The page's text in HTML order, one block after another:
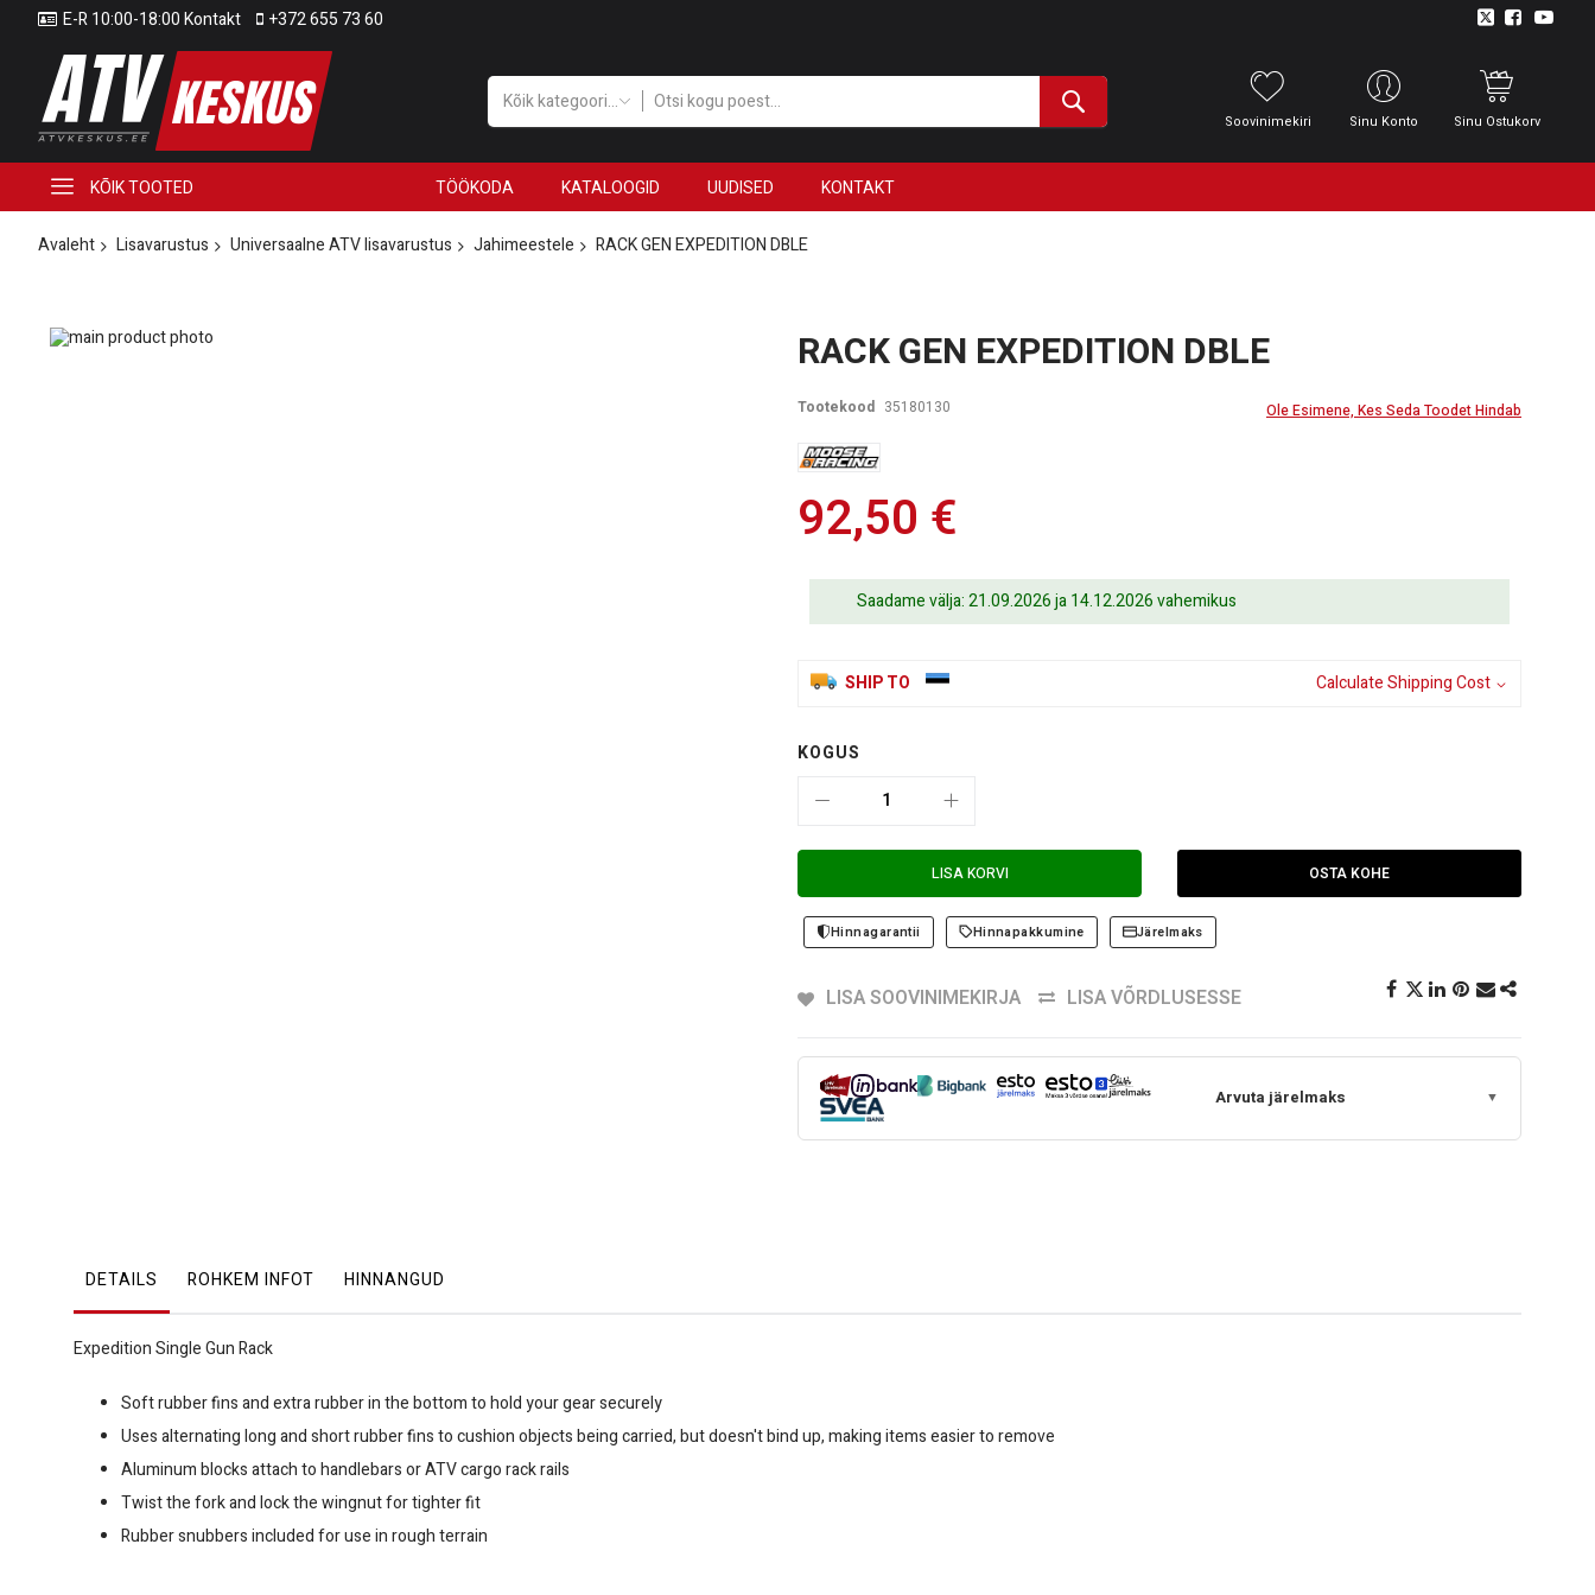
E-R 10:00-18:00 Kontakt +372 655 73 60
Kõik kategooriad
Soovinimekiri Sinu Konto Sinu Ostukorv
KÕIK TOOTED TÖÖKODA KATALOOGID UUDISED KONTAKT
Avaleht Lisavarustus Universaalne ATV lisavarustus Jahimeestele RACK GEN EXPEDITION DBLE
Skip
RACK GEN EXPEDITION DBLE
Ole Esimene, Kes Seda Toodet Hindab
Tootekood 35180130
92,50 €
Saadame välja: 21.09.2026 ja 14.12.2026 vahemikus
SHIP TO Calculate Shipping Cost
KOGUS
LISA KORVI OSTA KOHE
Hinnagarantii Hinnapakkumine Järelmaks
LISA SOOVINIMEKIRJA LISA VÕRDLUSESSE
Arvuta järelmaks ▼
DETAILS ROHKEM INFOT HINNANGUD
Expedition Single Gun Rack
Soft rubber fins and extra rubber in the bottom to hold your gear securely
Uses alternating long and short rubber fins to cushion objects being carried, but doesn't bind up, making items easier to remove
Aluminum blocks attach to handlebars or ATV cargo rack rails
Twist the fork and lock the wingnut for tighter fit
Rubber snubbers included for use in rough terrain